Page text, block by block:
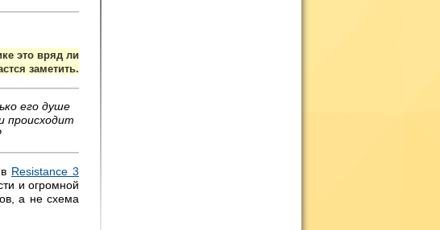
это вряд ли
заметить.
его душе
происходит
Resistance 3
и огромной
а не схема